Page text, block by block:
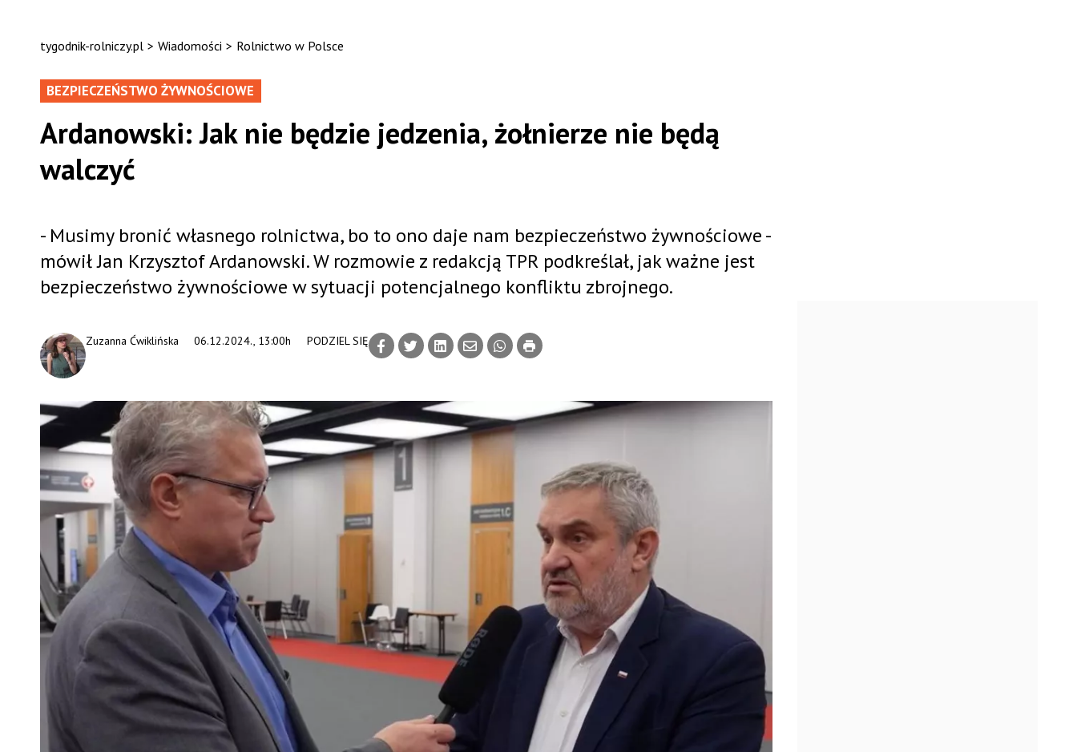
tygodnik-rolniczy.pl > Wiadomości > Rolnictwo w Polsce
BEZPIECZEŃSTWO ŻYWNOŚCIOWE
Ardanowski: Jak nie będzie jedzenia, żołnierze nie będą
walczyć
06.12.2024., 13:00h
Zuzanna Ćwiklińska PODZIEL SIĘ
- Musimy bronić własnego rolnictwa, bo to ono daje nam bezpieczeństwo żywnościowe -
mówił Jan Krzysztof Ardanowski. W rozmowie z redakcją TPR podkreślał, jak ważne jest
bezpieczeństwo żywnościowe w sytuacji potencjalnego konfliktu zbrojnego.